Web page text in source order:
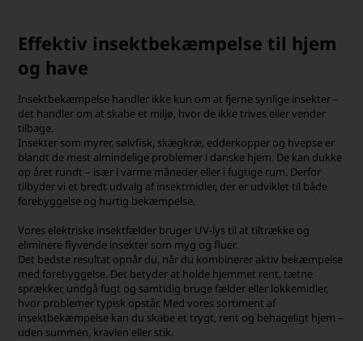
Effektiv insektbekæmpelse til hjem
og have
Insektbekæmpelse handler ikke kun om at fjerne synlige insekter –
det handler om at skabe et miljø, hvor de ikke trives eller vender
tilbage.
Insekter som myrer, sølvfisk, skægkræ, edderkopper og hvepse er
blandt de mest almindelige problemer i danske hjem. De kan dukke
op året rundt – især i varme måneder eller i fugtige rum. Derfor
tilbyder vi et bredt udvalg af insektmidler, der er udviklet til både
forebyggelse og hurtig bekæmpelse.
Vores elektriske insektfælder bruger UV-lys til at tiltrække og
eliminere flyvende insekter som myg og fluer.
Det bedste resultat opnår du, når du kombinerer aktiv bekæmpelse
med forebyggelse. Det betyder at holde hjemmet rent, tætne
sprækker, undgå fugt og samtidig bruge fælder eller lokkemidler,
hvor problemer typisk opstår. Med vores sortiment af
insektbekæmpelse kan du skabe et trygt, rent og behageligt hjem –
uden summen, kravlen eller stik.